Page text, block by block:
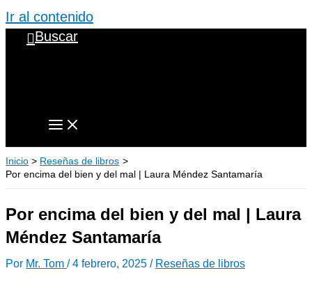
Ir al contenido
Buscar
Inicio
Reseñas de libros
Por encima del bien y del mal | Laura Méndez Santamaría
Por encima del bien y del mal | Laura
Méndez Santamaría
Por Mr. Tom /4 febrero, 2025 / Reseñas de libros